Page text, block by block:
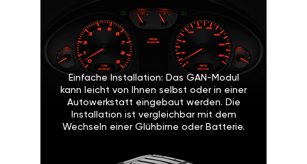
Einfache Installation: Das GAN-Modul
kann leicht von Ihnen selbst oder in einer
Autowerkstatt eingebaut werden. Die
Installation ist vergleichbar mit dem
Wechseln einer Glühbirne oder Batterie.